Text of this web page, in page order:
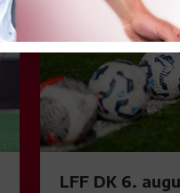
LFF DK 6.